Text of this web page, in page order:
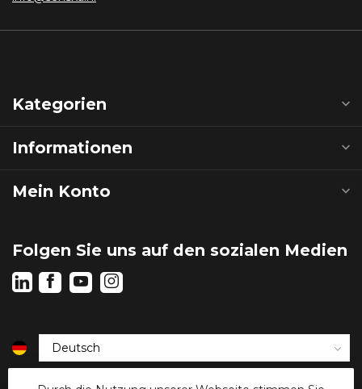
Kategorien
Informationen
Mein Konto
Folgen Sie uns auf den sozialen Medien